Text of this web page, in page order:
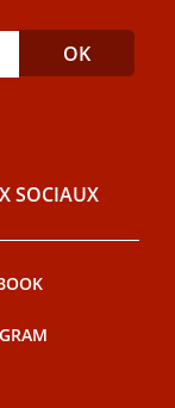
SOCIAUX